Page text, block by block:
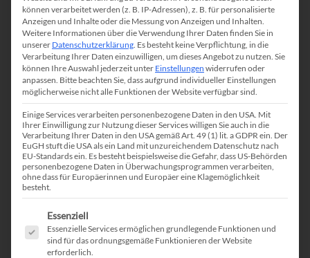
allen Branchen und Regionen an. Sie haben ein
umfangreiches Angebot, das durch Suchkriterien
gefiltert werden kann.
Spezialisten:Diese Portale sind auf bestimmte
Branchen, Berufsgruppen, Regionen oder
dass sie gezielter auf die Bedürfnisse von Arbeitgebern
und Arbeitssuchenden eingehen können.
Meta-Job-Portale: Diese Plattformen durchsuchen
andere Job-Portale nach Stellenangeboten und
Sie sind vergleichbar mit Jobsuchmaschinen.
Kommerzielle und kostenfreie Portale:Kommerzielle
können verarbeitet werden (z. B. IP-Adressen), z. B. für personalisierte
Anzeigen und Inhalte oder die Messung von Anzeigen und Inhalten.
Weitere Informationen über die Verwendung Ihrer Daten finden Sie in
unserer Datenschutzerklärung Es besteht keine Verpflichtung, in die
Verarbeitung Ihrer Daten einzuwilligen, um dieses Angebot zu nutzen. Sie
können Ihre Auswahl jederzeit unter Einstellungen widerrufen oder
anpassen. Bitte beachten Sie, dass aufgrund individueller Einstellungen
möglicherweise nicht alle Funktionen der Website verfügbar sind.
Einige Services verarbeiten personenbezogene Daten in den USA. Mit
Ihrer Einwilligung zur Nutzung dieser Services willigen Sie auch in die
Verarbeitung Ihrer Daten in den USA gemäß Art. 49 (1) lit. a GDPR ein. Der
EuGH stuft die USA als ein Land mit unzureichendem Datenschutz nach
EU-Standards ein. Es besteht beispielsweise die Gefahr, dass US-Behörden
personenbezogene Daten in Überwachungsprogrammen verarbeiten,
ohne dass für Europäerinnen und Europäer eine Klagemöglichkeit
besteht.
Es folgt eine Liste der Service-Gruppen, für die eine
Essenziell
Essenzielle Services ermöglichen grundlegende Funktionen und
sind für das ordnungsgemäße Funktionieren der Website
erforderlich.